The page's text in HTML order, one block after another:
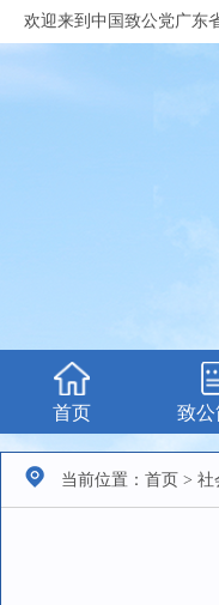
欢迎来到中国致公党广东
首页 致公
当前位置：首页 >